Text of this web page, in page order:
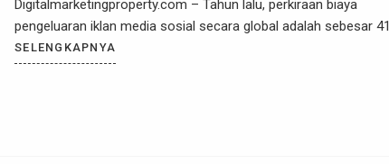
Digitalmarketingproperty.com – Tahun lalu, perkiraan biaya
pengeluaran iklan media sosial secara global adalah sebesar 41
SELENGKAPNYA